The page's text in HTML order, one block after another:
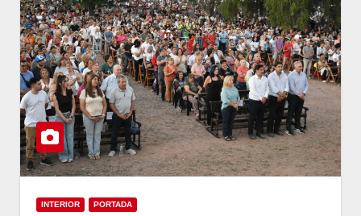
INTERIOR PORTADA